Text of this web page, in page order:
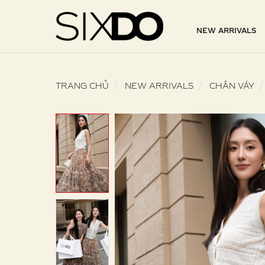
NEW ARRIVALS
TRANG CHỦ NEW ARRIVALS CHÂN VÁY